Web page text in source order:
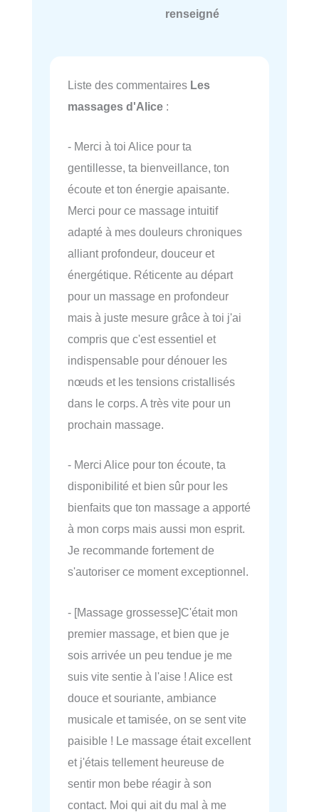
renseigné
Liste des commentaires Les
massages d'Alice :
- Merci à toi Alice pour ta
gentillesse, ta bienveillance, ton
écoute et ton énergie apaisante.
Merci pour ce massage intuitif
adapté à mes douleurs chroniques
alliant profondeur, douceur et
énergétique. Réticente au départ
pour un massage en profondeur
mais à juste mesure grâce à toi j'ai
compris que c'est essentiel et
indispensable pour dénouer les
nœuds et les tensions cristallisés
dans le corps. A très vite pour un
prochain massage.
- Merci Alice pour ton écoute, ta
disponibilité et bien sûr pour les
bienfaits que ton massage a apporté
à mon corps mais aussi mon esprit.
Je recommande fortement de
s'autoriser ce moment exceptionnel.
- [Massage grossesse]C'était mon
premier massage, et bien que je
sois arrivée un peu tendue je me
suis vite sentie à l'aise ! Alice est
douce et souriante, ambiance
musicale et tamisée, on se sent vite
paisible ! Le massage était excellent
et j'étais tellement heureuse de
sentir mon bebe réagir à son
contact. Moi qui ait du mal à me